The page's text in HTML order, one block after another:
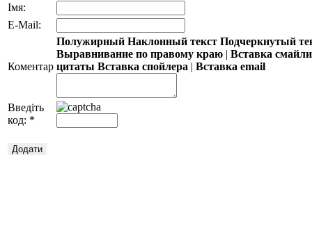
Імя:
E-Mail:
Коментар
Полужирный Наклонный текст Подчеркнутый
Выравнивание по правому краю | Вставка
цитаты Вставка спойлера | Вставка email
Введіть
код: *